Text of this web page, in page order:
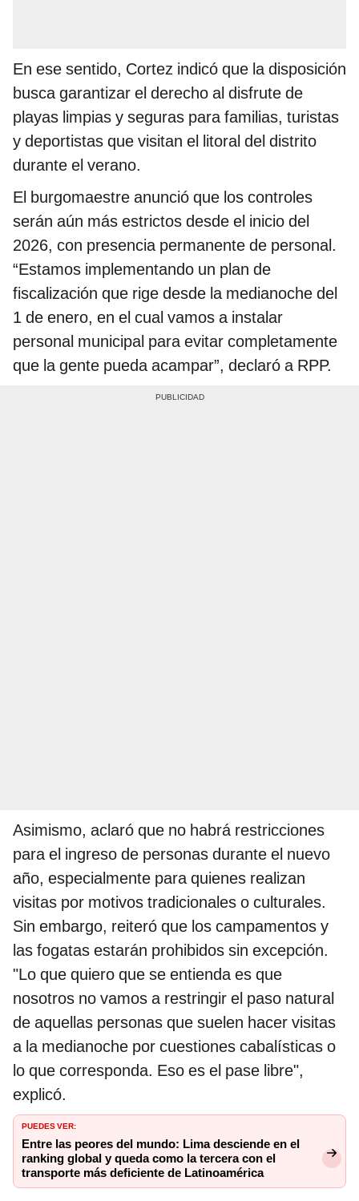
En ese sentido, Cortez indicó que la disposición
busca garantizar el derecho al disfrute de
playas limpias y seguras para familias, turistas
y deportistas que visitan el litoral del distrito
durante el verano.
El burgomaestre anunció que los controles
serán aún más estrictos desde el inicio del
2026, con presencia permanente de personal.
“Estamos implementando un plan de
fiscalización que rige desde la medianoche del
1 de enero, en el cual vamos a instalar
personal municipal para evitar completamente
que la gente pueda acampar”, declaró a RPP.
Asimismo, aclaró que no habrá restricciones
para el ingreso de personas durante el nuevo
año, especialmente para quienes realizan
visitas por motivos tradicionales o culturales.
Sin embargo, reiteró que los campamentos y
las fogatas estarán prohibidos sin excepción.
"Lo que quiero que se entienda es que
nosotros no vamos a restringir el paso natural
de aquellas personas que suelen hacer visitas
a la medianoche por cuestiones cabalísticas o
lo que corresponda. Eso es el pase libre",
explicó.
PUEDES VER:
Entre las peores del mundo: Lima desciende en el
ranking global y queda como la tercera con el
transporte más deficiente de Latinoamérica